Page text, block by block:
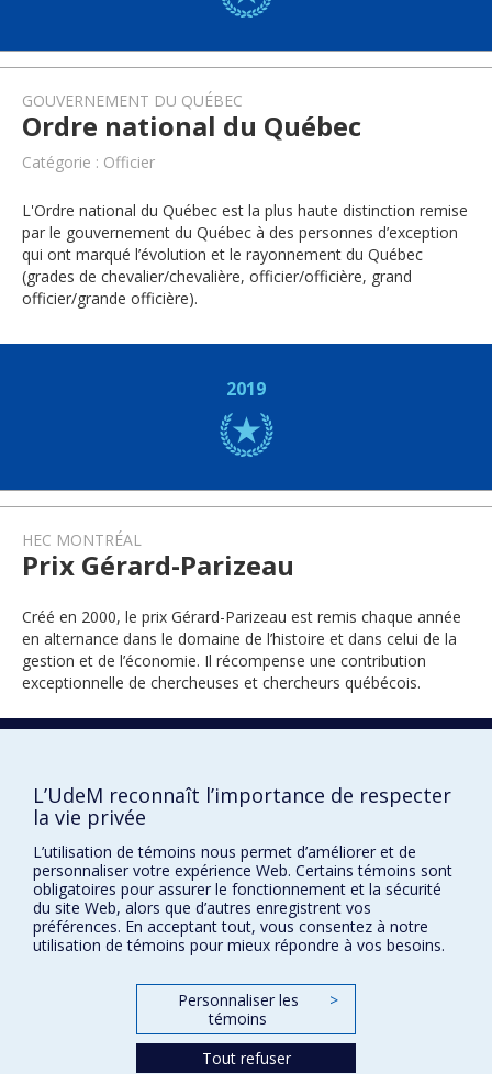
GOUVERNEMENT DU QUÉBEC
Ordre national du Québec
Catégorie : Officier
L'Ordre national du Québec est la plus haute distinction remise
par le gouvernement du Québec à des personnes d’exception
qui ont marqué l’évolution et le rayonnement du Québec
(grades de chevalier/chevalière, officier/officière, grand
officier/grande officière).
2019
HEC MONTRÉAL
Prix Gérard-Parizeau
Créé en 2000, le prix Gérard-Parizeau est remis chaque année
en alternance dans le domaine de l’histoire et dans celui de la
gestion et de l’économie. Il récompense une contribution
exceptionnelle de chercheuses et chercheurs québécois.
Prix et distinctions
L’UdeM reconnaît l’importance de respecter
la vie privée
L’utilisation de témoins nous permet d’améliorer et de
personnaliser votre expérience Web. Certains témoins sont
obligatoires pour assurer le fonctionnement et la sécurité
du site Web, alors que d’autres enregistrent vos
préférences. En acceptant tout, vous consentez à notre
utilisation de témoins pour mieux répondre à vos besoins.
Personnaliser les
témoins
>
Tout refuser